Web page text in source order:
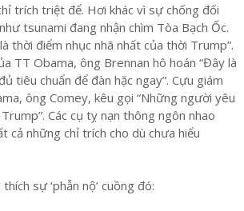
trích triệt để. Hơi khác vì sự chống đối
tsunami đang nhận chìm Tòa Bạch Ốc.
thời điểm nhục nhã nhất của thời Trump”.
TT Obama, ông Brennan hô hoán “Đây là
tiêu chuẩn để đàn hặc ngay”. Cựu giám
ông Comey, kêu gọi “Những người yêu
Các cụ tỵ nạn thông ngôn nhao
cả những chỉ trích cho dù chưa hiểu
sự ‘phẫn nộ’ cuồng đó: